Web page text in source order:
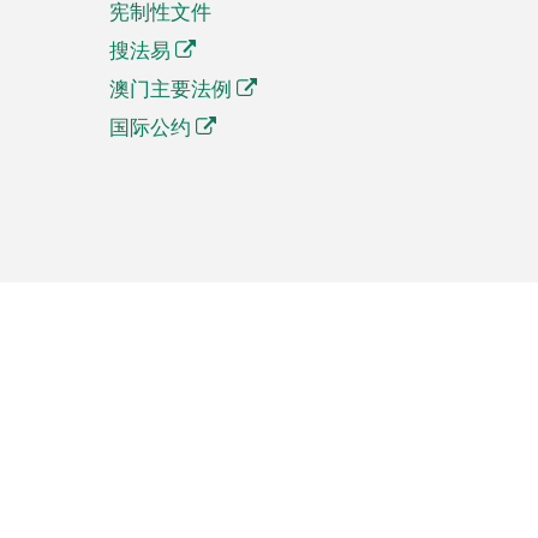
宪制性文件
搜法易
澳门主要法例
国际公约